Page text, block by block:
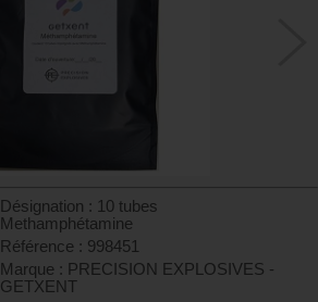
Désignation : 10 tubes
Methamphétamine
Référence : 998451
Marque : PRECISION EXPLOSIVES -
GETXENT